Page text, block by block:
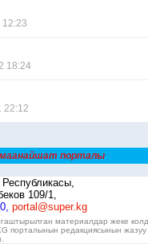
12:23
18:24
22:12
порталы
Республикасы,
109/1,
portal@super.kg
материалдар жеке
порталынын редакциясынын жазуу